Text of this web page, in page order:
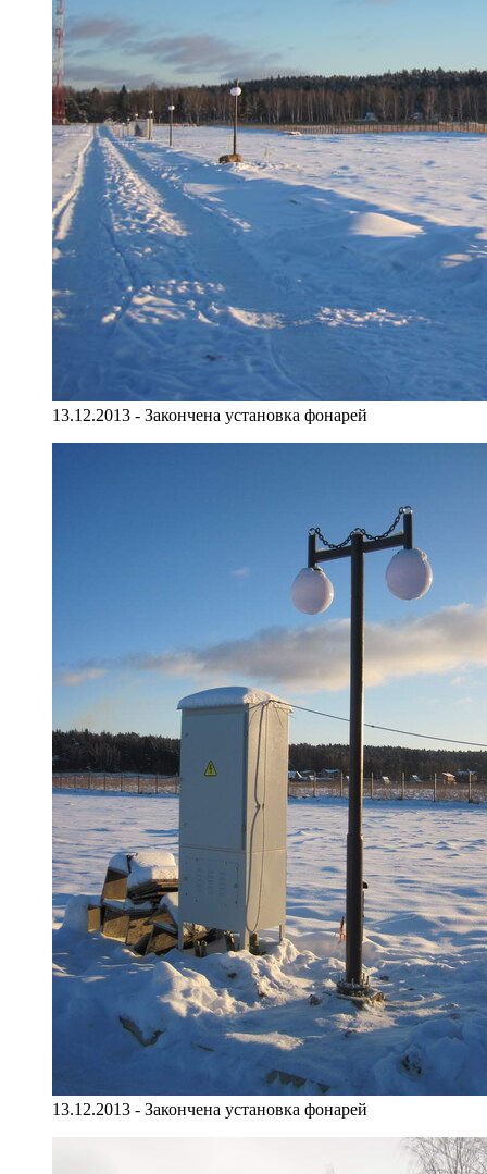
13.12.2013 - Закончена установка фонарей
13.12.2013 - Закончена установка фонарей